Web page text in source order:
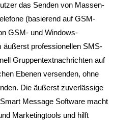
das Senden von Massen-
(basierend auf GSM-
GSM- und Windows-
äußerst professionellen SMS-
Gruppentextnachrichten auf
Ebenen versenden, ohne
Die äußerst zuverlässige
Message Software macht
Marketingtools und hilft